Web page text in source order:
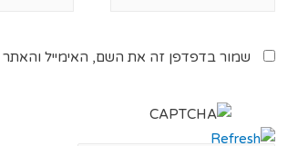
שמור בדפדפן זה את השם, האימייל